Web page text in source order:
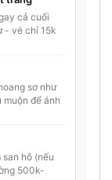
cả cuối
- vé chỉ 15k
sơ như
muộn để ánh
hô (nếu
500k-